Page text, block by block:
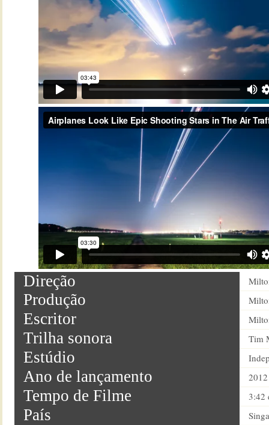
Direção
Produção
Escritor
Trilha sonora Tim
Estúdio
Ano de lançamento
Tempo de Filme 3:42
País